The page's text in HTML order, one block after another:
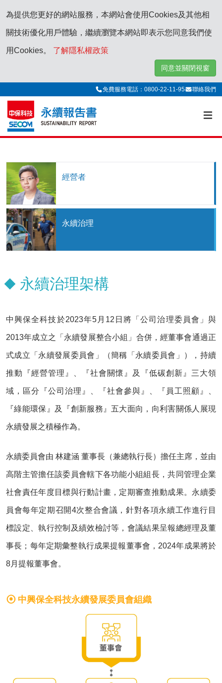
為提供您更好的網站服務，本網站會使用Cookies及其他相
關技術優化用戶體驗，繼續瀏覽本網站即表示您同意我們使
用Cookies。 了解隱私權政策
同意並關閉視窗
免費服務電話：0800-22-11-95 聯絡我們
經營者
永續治理
永續治理架構
中興保全科技於2023年5月12日將「公司治理委員會」與
2013年成立之「永續發展整合小組」合併，經董事會通過正
式成立「永續發展委員會」（簡稱「永續委員會」），持續
推動『經營管理』、『社會關懷』及『低碳創新』三大領
域，區分『公司治理』、『社會參與』、『員工照顧』、
『綠能環保』及『創新服務』五大面向，向利害關係人展現
永續發展之積極作為。
永續委員會由 林建涵 董事長（兼總執行長）擔任主席，並由
高階主管擔任該委員會轄下各功能小組組長，共同管理企業
社會責任年度目標與行動計畫，定期審查推動成果。永續委
員會每年定期召開4次整合會議，針對各項永續工作進行目
標設定、執行控制及績效檢討等，會議結果呈報總經理及董
事長；每年定期彙整執行成果提報董事會，2024年成果將於
8月提報董事會。
中興保全科技永續發展委員會組織